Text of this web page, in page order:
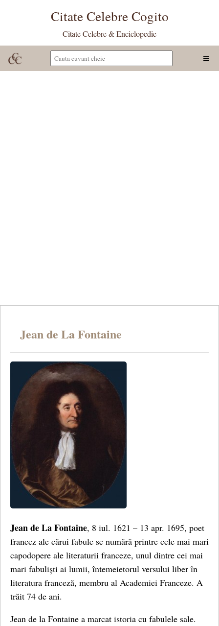
Citate Celebre Cogito
Citate Celebre & Enciclopedie
Jean de La Fontaine
Jean de La Fontaine, 8 iul. 1621 – 13 apr. 1695, poet
francez ale cărui fabule se numără printre cele mai mari
capodopere ale literaturii franceze, unul dintre cei mai
mari fabuliști ai lumii, întemeietorul versului liber în
literatura franceză, membru al Academiei Franceze. A
trăit 74 de ani.
Jean de la Fontaine a marcat istoria cu fabulele sale.